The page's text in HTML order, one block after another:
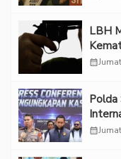
LBH
calendar_month
Polda
calendar_month